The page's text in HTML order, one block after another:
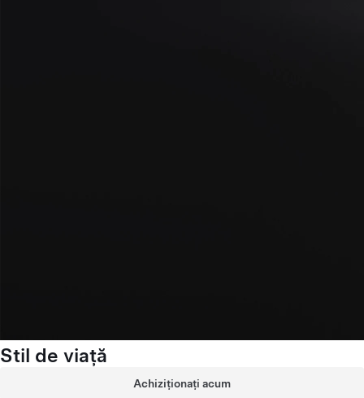
Stil de viață
Achiziționați acum